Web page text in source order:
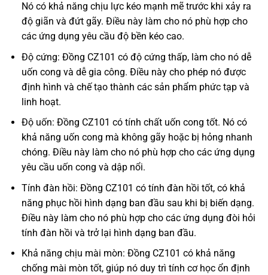
Nó có khả năng chịu lực kéo mạnh mẽ trước khi xảy ra
độ giãn và đứt gãy. Điều này làm cho nó phù hợp cho
các ứng dụng yêu cầu độ bền kéo cao.
Độ cứng: Đồng CZ101 có độ cứng thấp, làm cho nó dễ
uốn cong và dễ gia công. Điều này cho phép nó được
định hình và chế tạo thành các sản phẩm phức tạp và
linh hoạt.
Độ uốn: Đồng CZ101 có tính chất uốn cong tốt. Nó có
khả năng uốn cong mà không gãy hoặc bị hỏng nhanh
chóng. Điều này làm cho nó phù hợp cho các ứng dụng
yêu cầu uốn cong và dập nổi.
Tính đàn hồi: Đồng CZ101 có tính đàn hồi tốt, có khả
năng phục hồi hình dạng ban đầu sau khi bị biến dạng.
Điều này làm cho nó phù hợp cho các ứng dụng đòi hỏi
tính đàn hồi và trở lại hình dạng ban đầu.
Khả năng chịu mài mòn: Đồng CZ101 có khả năng
chống mài mòn tốt, giúp nó duy trì tính cơ học ổn định